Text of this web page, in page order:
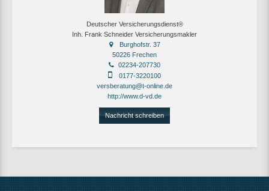
Deutscher Versicherungsdienst®
Inh. Frank Schneider Versicherungsmakler
Burghofstr. 37
50226 Frechen
02234-207730
0177-3220100
versberatung@t-online.de
http://www.d-vd.de
Nachricht schreiben